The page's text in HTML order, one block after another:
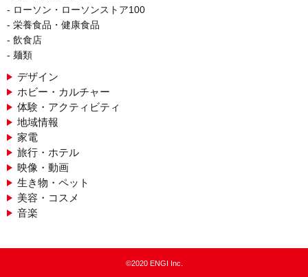
ローソン・ローソンストア100
栄養食品・健康食品
飲食店
麺類
デザイン
ホビー・カルチャー
体験・アクティビティ
地域情報
家電
旅行・ホテル
映像・動画
生き物・ペット
美容・コスメ
音楽
©2020 ENGI Inc.